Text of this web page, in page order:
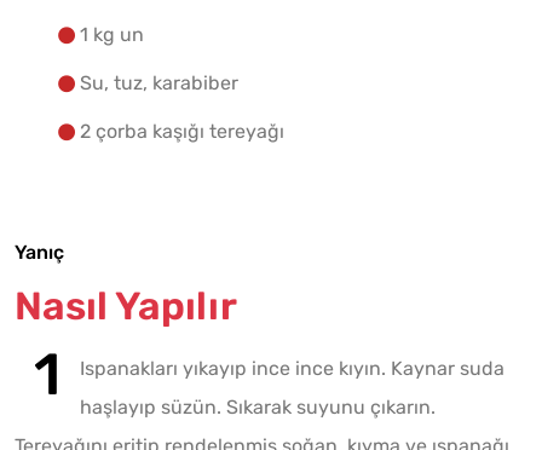
1 kg un
Su, tuz, karabiber
2 çorba kaşığı tereyağı
Yanıç
Nasıl Yapılır
Ispanakları yıkayıp ince ince kıyın. Kaynar suda
haşlayıp süzün. Sıkarak suyunu çıkarın.